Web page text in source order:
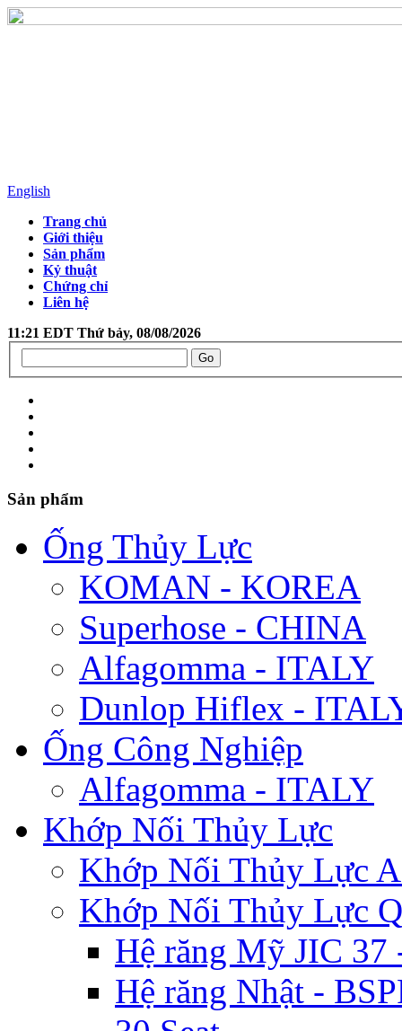
English
Trang chủ
Giới thiệu
Sản phẩm
Kỷ thuật
Chứng chỉ
Liên hệ
11:21 EDT Thứ bảy, 08/08/2026
Sản phẩm
Ống Thủy Lực
KOMAN - KOREA
Superhose - CHINA
Alfagomma - ITALY
Dunlop Hiflex -
Ống Công Nghiệp
Alfagomma - ITALY
Khớp Nối Thủy Lực
Khớp Nối Thủy Lực
Khớp Nối Thủy Lực
Hệ răng Mỹ JIC
Hệ răng Nhật -